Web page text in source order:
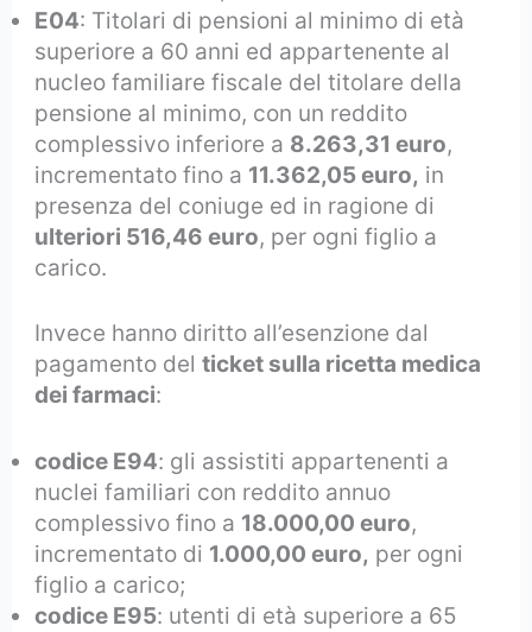
E04: Titolari di pensioni al minimo di età
superiore a 60 anni ed appartenente al
nucleo familiare fiscale del titolare della
pensione al minimo, con un reddito
complessivo inferiore a 8.263,31 euro,
incrementato fino a 11.362,05 euro, in
presenza del coniuge ed in ragione di
ulteriori 516,46 euro, per ogni figlio a
carico.
Invece hanno diritto all’esenzione dal
pagamento delticket sulla ricetta medica
dei farmaci:
codice E94: gli assistiti appartenenti a
nuclei familiari con reddito annuo
complessivo fino a 18.000,00 euro,
incrementato di 1.000,00 euro, per ogni
figlio a carico;
codice E95: utenti di età superiore a 65